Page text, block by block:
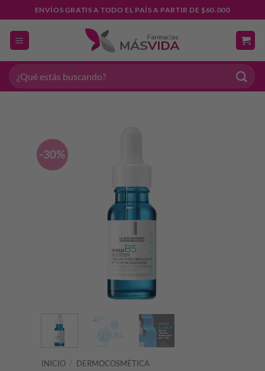
al
contenido
ENVÍOS GRATIS A TODO EL PAÍS A PARTIR DE $60.000
Buscar
por:
-30%
INICIO / DERMOCOSMÉTICA